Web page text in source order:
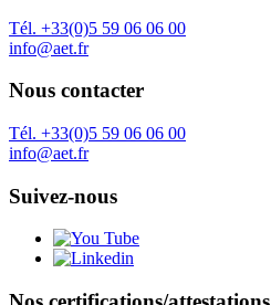
Tél. +33(0)5 59 06 06 00
info@aet.fr
Nous contacter
Tél. +33(0)5 59 06 06 00
info@aet.fr
Suivez-nous